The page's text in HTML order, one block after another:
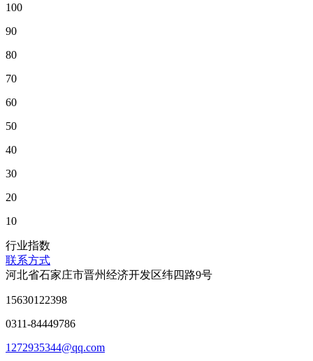
100
90
80
70
60
50
40
30
20
10
行业指数
联系方式
河北省石家庄市晋州经济开发区纬四路9号
15630122398
0311-84449786
1272935344@qq.com